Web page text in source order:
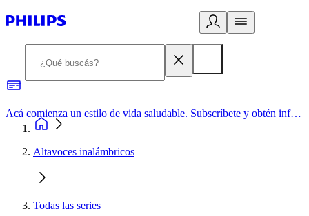
Acá comienza un estilo de vida saludable. Subscríbete y obtén información de primera mano
Altavoces inalámbricos
Todas las series